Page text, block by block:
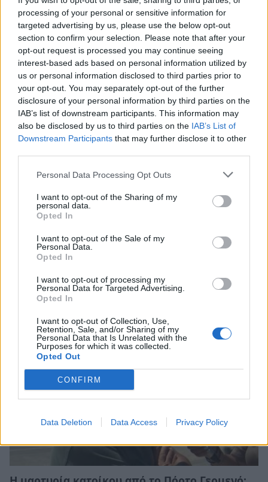
processing of your personal or sensitive information for
targeted advertising by us, please use the below opt-out
section to confirm your selection. Please note that after your
opt-out request is processed you may continue seeing
interest-based ads based on personal information utilized by
us or personal information disclosed to third parties prior to
your opt-out. You may separately opt-out of the further
disclosure of your personal information by third parties on the
IAB’s list of downstream participants. This information may
also be disclosed by us to third parties on the IAB’s List of
Downstream Participants that may further disclose it to other
Personal Data Processing Opt Outs
I want to opt-out of the Sharing of my
personal data.
Opted In
I want to opt-out of the Sale of my
Personal Data.
Opted In
I want to opt-out of processing my
Personal Data for Targeted Advertising.
Opted In
I want to opt-out of Collection, Use,
Retention, Sale, and/or Sharing of my
Personal Data that Is Unrelated with the
Purposes for which it was collected.
Opted Out
CONFIRM
Data Deletion Data Access Privacy Policy
Λακωνία: Η Ελένη αύριο θα έπιανε δουλειά –
«Έφυγε» σε τροχαίο και βύθισε στο πένθος
την Απιδιά
05/08/2026 10:25
Εθελοντής πυροσβέστης έσωσε δεκάδες
σπίτια, αλλά κάηκε το δικό του
03/08/2026 12:52